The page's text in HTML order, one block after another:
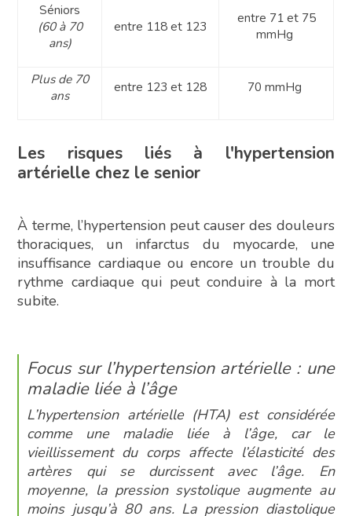
Séniors
(60 à 70
ans)
entre 118 et 123
entre 71 et 75
mmHg
Plus de 70
ans
entre 123 et 128 70 mmHg
Les risques liés à l'hypertension
artérielle chez le senior
À terme, l’hypertension peut causer des douleurs
thoraciques, un infarctus du myocarde, une
insuffisance cardiaque ou encore un trouble du
rythme cardiaque qui peut conduire à la mort
subite.
Focus sur l’hypertension artérielle : une
maladie liée à l’âge
L’hypertension artérielle (HTA) est considérée
comme une maladie liée à l’âge, car le
vieillissement du corps affecte l’élasticité des
artères qui se durcissent avec l’âge. En
moyenne, la pression systolique augmente au
moins jusqu’à 80 ans. La pression diastolique